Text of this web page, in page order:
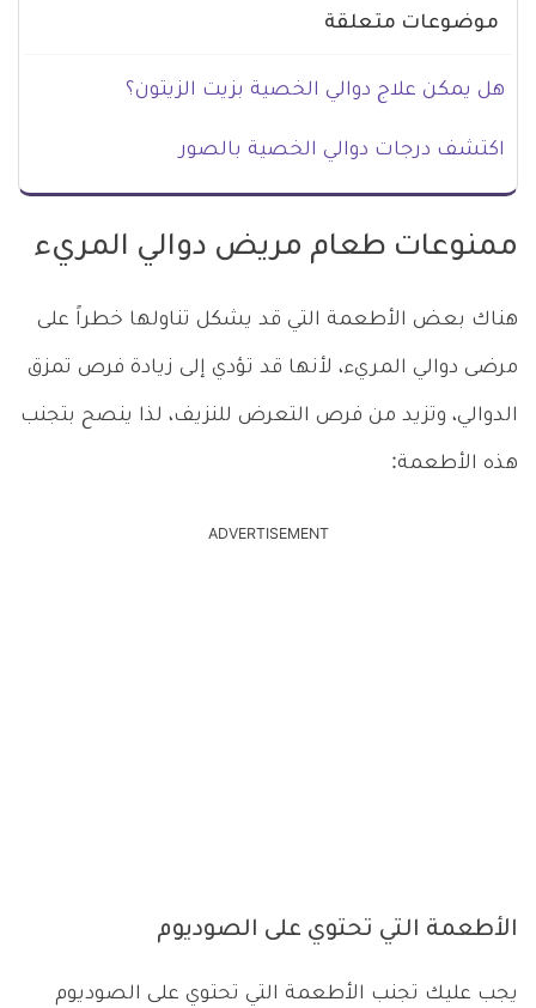
موضوعات متعلقة
هل يمكن علاج دوالي الخصية بزيت الزيتون؟
اكتشف درجات دوالي الخصية بالصور
ممنوعات طعام مريض دوالي المريء
هناك بعض الأطعمة التي قد يشكل تناولها خطراً على
مرضى دوالي المريء، لأنها قد تؤدي إلى زيادة فرص تمزق
الدوالي، وتزيد من فرص التعرض للنزيف، لذا ينصح بتجنب
هذه الأطعمة:
ADVERTISEMENT
الأطعمة التي تحتوي على الصوديوم
يجب عليك تجنب الأطعمة التي تحتوي على الصوديوم